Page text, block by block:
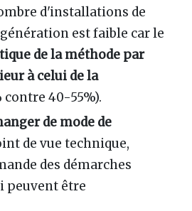
d'installations de
est faible car le
de la méthode par
à celui de la
contre 40-55%).
de mode de
de vue technique,
des démarches
peuvent être